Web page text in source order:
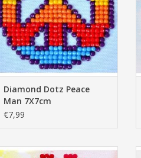
Diamond Dotz Peace
Man 7X7cm
€7,99
Diamond Dotz Bliss Bud 7 X 7 cm